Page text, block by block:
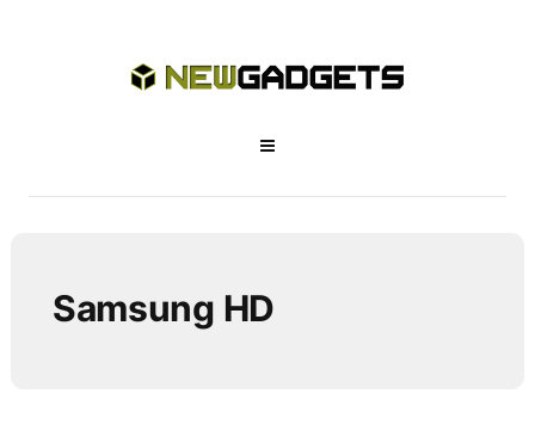
Samsung HD